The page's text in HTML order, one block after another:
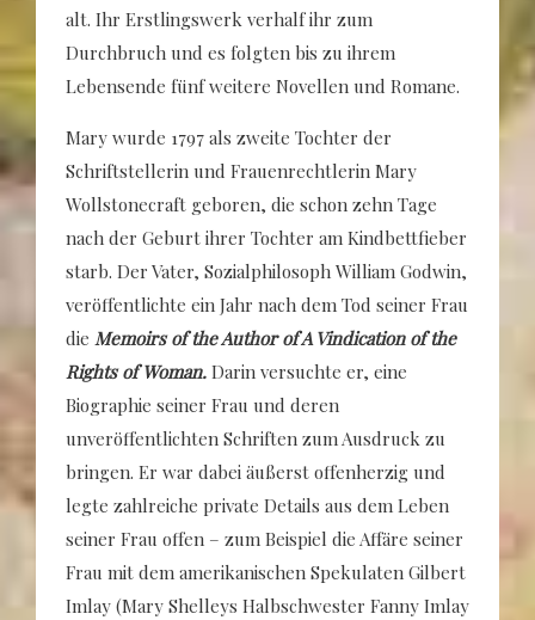
alt. Ihr Erstlingswerk verhalf ihr zum
Durchbruch und es folgten bis zu ihrem
Lebensende fünf weitere Novellen und Romane.
Mary wurde 1797 als zweite Tochter der
Schriftstellerin und Frauenrechtlerin Mary
Wollstonecraft geboren, die schon zehn Tage
nach der Geburt ihrer Tochter am Kindbettfieber
starb. Der Vater, Sozialphilosoph William Godwin,
veröffentlichte ein Jahr nach dem Tod seiner Frau
die Memoirs of the Author of A Vindication of the
Rights of Woman. Darin versuchte er, eine
Biographie seiner Frau und deren
unveröffentlichten Schriften zum Ausdruck zu
bringen. Er war dabei äußerst offenherzig und
legte zahlreiche private Details aus dem Leben
seiner Frau offen – zum Beispiel die Affäre seiner
Frau mit dem amerikanischen Spekulaten Gilbert
Imlay (Mary Shelleys Halbschwester Fanny Imlay